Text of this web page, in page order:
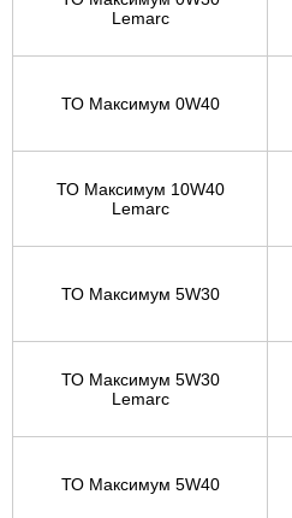
Lemarc
ТО Максимум 0W40
ТО Максимум 10W40
Lemarc
ТО Максимум 5W30
ТО Максимум 5W30
Lemarc
ТО Максимум 5W40